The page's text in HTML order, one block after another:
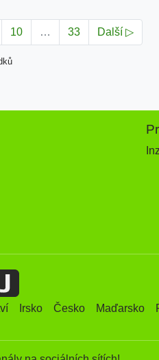
10 … 33 Další ▷
Irsko Česko Maďarsko